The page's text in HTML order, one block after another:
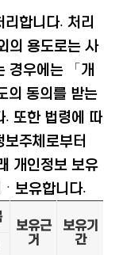
합니다. 처리
의 용도로는 사
경우에는 「개
의 동의를 받는
. 또한 법령에 따
주체로부터
개인정보 보유
보유합니다.
보유근
거
보유기
간